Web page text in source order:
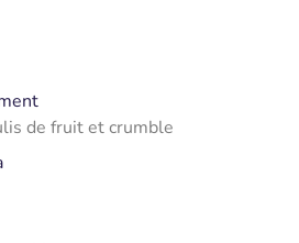
de fruit et crumble